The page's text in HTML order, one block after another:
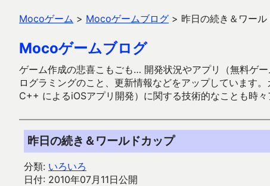
Mocoゲーム > Mocoゲームブログ > 昨日の続き＆ワール
Mocoゲームブログ
ゲーム作成の悲喜こもごも… 開発状況やアプリ（無料ゲ
ログラミングのこと、更新情報などをアップしていま
C++ によるiOSアプリ開発）に関する技術的なことも時々
昨日の続き＆ワールドカップ
分類: いろいろ
日付: 2010年07月11日公開